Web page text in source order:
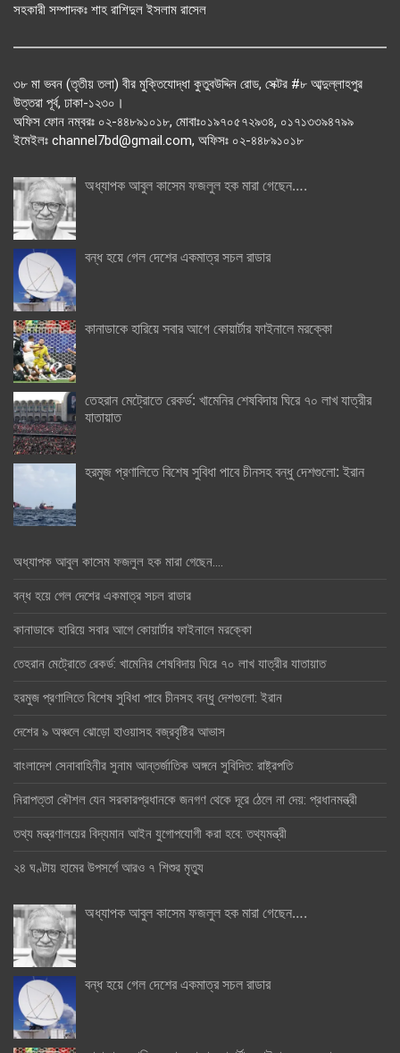
সহকারী সম্পাদকঃ শাহ রাশিদুল ইসলাম রাসেল
৩৮ মা ভবন (তৃতীয় তলা) বীর মুক্তিযোদ্ধা কুতুবউদ্দিন রোড, সেক্টর #৮ আব্দুল্লাহপুর
উত্তরা পূর্ব, ঢাকা-১২৩০।
অফিস ফোন নম্বরঃ ০২-৪৪৮৯১০১৮, মোবাঃ০১৯৭০৫৭২৯৩৪, ০১৭১৩৩৯৪৭৯৯
ইমেইলঃ channel7bd@gmail.com, অফিসঃ ০২-৪৪৮৯১০১৮
অধ্যাপক আবুল কাসেম ফজলুল হক মারা গেছেন….
বন্ধ হয়ে গেল দেশের একমাত্র সচল রাডার
কানাডাকে হারিয়ে সবার আগে কোয়ার্টার ফাইনালে মরক্কো
তেহরান মেট্রোতে রেকর্ড: খামেনির শেষবিদায় ঘিরে ৭০ লাখ যাত্রীর
যাতায়াত
হরমুজ প্রণালিতে বিশেষ সুবিধা পাবে চীনসহ বন্ধু দেশগুলো: ইরান
অধ্যাপক আবুল কাসেম ফজলুল হক মারা গেছেন….
বন্ধ হয়ে গেল দেশের একমাত্র সচল রাডার
কানাডাকে হারিয়ে সবার আগে কোয়ার্টার ফাইনালে মরক্কো
তেহরান মেট্রোতে রেকর্ড: খামেনির শেষবিদায় ঘিরে ৭০ লাখ যাত্রীর যাতায়াত
হরমুজ প্রণালিতে বিশেষ সুবিধা পাবে চীনসহ বন্ধু দেশগুলো: ইরান
দেশের ৯ অঞ্চলে ঝোড়ো হাওয়াসহ বজ্রবৃষ্টির আভাস
বাংলাদেশ সেনাবাহিনীর সুনাম আন্তর্জাতিক অঙ্গনে সুবিদিত: রাষ্ট্রপতি
নিরাপত্তা কৌশল যেন সরকারপ্রধানকে জনগণ থেকে দূরে ঠেলে না দেয়: প্রধানমন্ত্রী
তথ্য মন্ত্রণালয়ের বিদ্যমান আইন যুগোপযোগী করা হবে: তথ্যমন্ত্রী
২৪ ঘণ্টায় হামের উপসর্গে আরও ৭ শিশুর মৃত্যু
অধ্যাপক আবুল কাসেম ফজলুল হক মারা গেছেন….
বন্ধ হয়ে গেল দেশের একমাত্র সচল রাডার